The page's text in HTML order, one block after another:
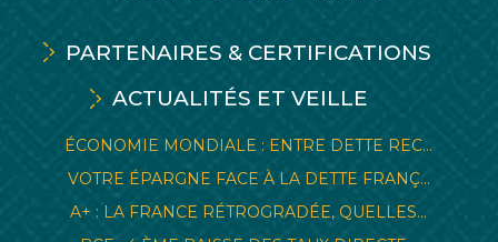
PARTENAIRES & CERTIFICATIONS
ACTUALITÉS ET VEILLE
ÉCONOMIE MONDIALE : ENTRE DETTE REC...
VOTRE ÉPARGNE FACE À LA DETTE FRANÇ...
A+ : LA FRANCE RÉTROGRADÉE, QUELLES...